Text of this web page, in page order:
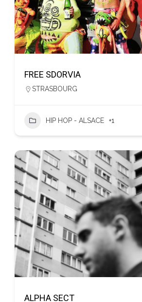
FREE SDORVIA
STRASBOURG
HIP HOP - ALSACE +1
ALPHA SECT